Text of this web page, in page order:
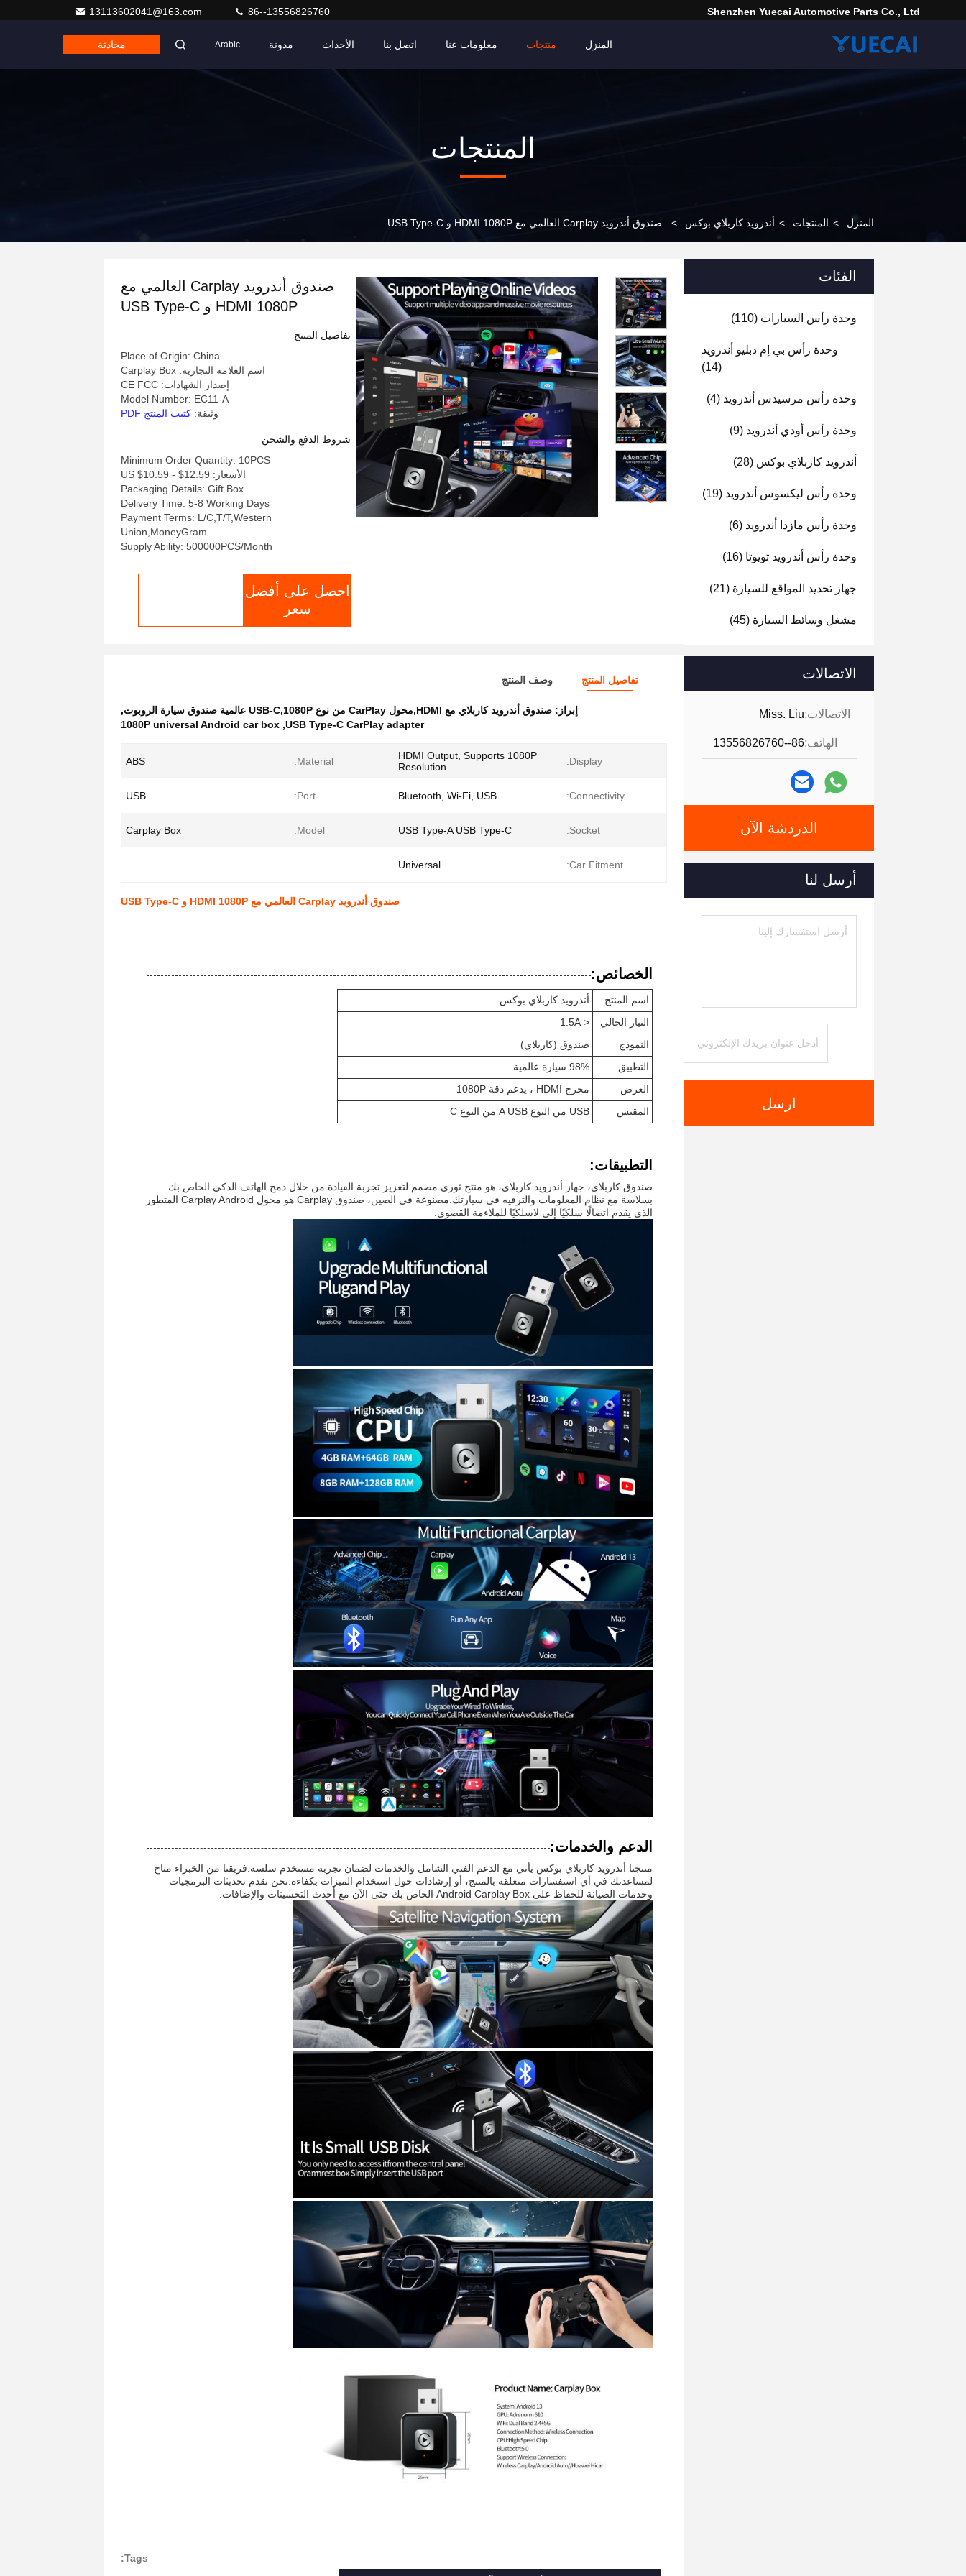
Shenzhen Yuecai Automotive Parts Co., Ltd
13113602041@163.com 86--13556826760
المنزل منتجات معلومات عنا اتصل بنا الأحداث مدونة Arabic محادثة
المنتجات
المنزل > المنتجات > أندرويد كاربلاي بوكس > صندوق أندرويد Carplay العالمي مع HDMI 1080P و USB Type-C
الفئات
وحدة رأس السيارات (110)
وحدة رأس بي إم دبليو أندرويد
(14)
وحدة رأس مرسيدس أندرويد (4)
وحدة رأس أودي أندرويد (9)
أندرويد كاربلاي بوكس (28)
وحدة رأس ليكسوس أندرويد (19)
وحدة رأس مازدا أندرويد (6)
وحدة رأس أندرويد تويوتا (16)
جهاز تحديد المواقع للسيارة (21)
مشغل وسائط السيارة (45)
الاتصالات
الاتصالات:Miss. Liu
الهاتف:86--13556826760
الدردشة الآن
أرسل لنا
ارسل
صندوق أندرويد Carplay العالمي مع
HDMI 1080P و USB Type-C
تفاصيل المنتج
Place of Origin: China
اسم العلامة التجارية: Carplay Box
إصدار الشهادات: CE FCC
Model Number: EC11-A
وثيقة: كتيب المنتج PDF
شروط الدفع والشحن
Minimum Order Quantity: 10PCS
الأسعار: US $10.59 - $12.59
Packaging Details: Gift Box
Delivery Time: 5-8 Working Days
Payment Terms: L/C,T/T,Western
Union,MoneyGram
Supply Ability: 500000PCS/Month
احصل على أفضل
سعر
تفاصيل المنتج وصف المنتج
إبراز: صندوق أندرويد كاربلاي مع HDMI,محول CarPlay من نوع USB-C,1080P عالمية صندوق سيارة الروبوت
,
USB Type-C CarPlay adapter
,
1080P universal Android car box
Display:
HDMI Output, Supports 1080P
Resolution
Material:
ABS
Connectivity:
Bluetooth, Wi-Fi, USB
Port:
USB
Socket:
USB Type-A USB Type-C
Model:
Carplay Box
Car Fitment:
Universal
صندوق أندرويد Carplay العالمي مع HDMI 1080P و USB Type-C
الخصائص:
اسم المنتج
أندرويد كاربلاي بوكس
التيار الحالي
< 1.5A
النموذج
صندوق (كاربلاي)
التطبيق
98% سيارة عالمية
العرض
مخرج HDMI ، يدعم دقة 1080P
المقبس
USB من النوع A USB من النوع C
التطبيقات:
صندوق كاربلاي، جهاز أندرويد كاربلاي، هو منتج ثوري مصمم لتعزيز تجربة القيادة من خلال دمج الهاتف الذكي الخاص بك
بسلاسة مع نظام المعلومات والترفيه في سيارتك.مصنوعة في الصين، صندوق Carplay هو محول Carplay Android المتطور
الذي يقدم اتصالًا سلكيًا إلى لاسلكيًا للملاءمة القصوى.
الدعم والخدمات:
منتجنا أندرويد كاربلاي بوكس يأتي مع الدعم الفني الشامل والخدمات لضمان تجربة مستخدم سلسة.فريقنا من الخبراء متاح
لمساعدتك في أي استفسارات متعلقة بالمنتج، أو إرشادات حول استخدام الميزات بكفاءة.نحن نقدم تحديثات البرمجيات
وخدمات الصيانة للحفاظ على Android Carplay Box الخاص بك حتى الآن مع أحدث التحسينات والإضافات.
Tags: